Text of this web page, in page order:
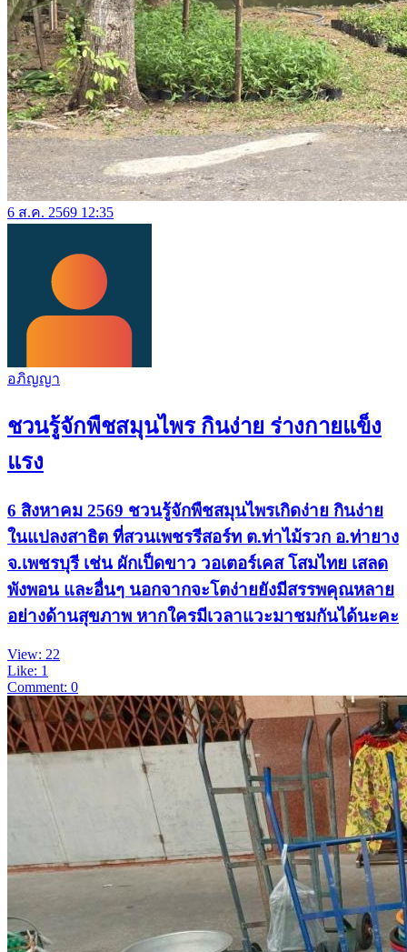
6 ส.ค. 2569 12:35
อภิญญา
ชวนรู้จักพืชสมุนไพร กินง่าย ร่างกายแข็ง
แรง
6 สิงหาคม 2569 ชวนรู้จักพืชสมุนไพรเกิดง่าย กินง่าย
ในแปลงสาธิต ที่สวนเพชรรีสอร์ท ต.ท่าไม้รวก อ.ท่ายาง
จ.เพชรบุรี เช่น ผักเป็ดขาว วอเตอร์เคส โสมไทย เสลด
พังพอน และอื่นๆ นอกจากจะโตง่ายยังมีสรรพคุณหลาย
อย่างด้านสุขภาพ หากใครมีเวลาแวะมาชมกันได้นะคะ
View: 22
Like: 1
Comment: 0